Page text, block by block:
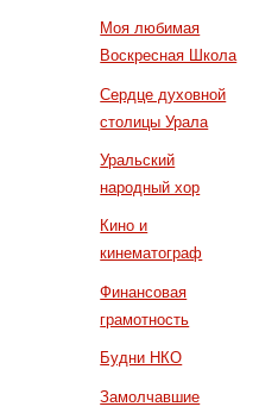
Моя любимая
Воскресная Школа
Сердце духовной
столицы Урала
Уральский
народный хор
Кино и
кинематограф
Финансовая
грамотность
Будни НКО
Замолчавшие